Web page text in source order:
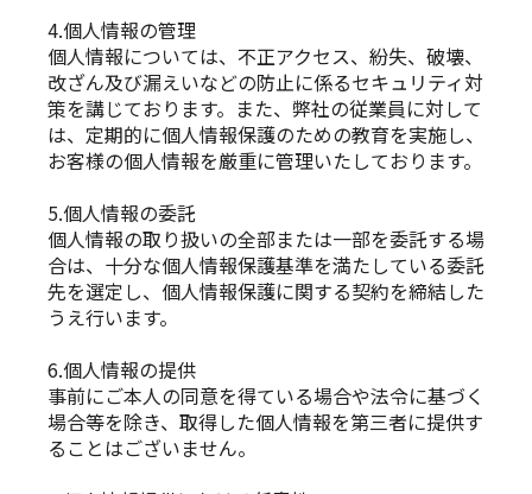
4.個人情報の管理
個人情報については、不正アクセス、紛失、破壊、
改ざん及び漏えいなどの防止に係るセキュリティ対
策を講じております。また、弊社の従業員に対して
は、定期的に個人情報保護のための教育を実施し、
お客様の個人情報を厳重に管理いたしております。
5.個人情報の委託
個人情報の取り扱いの全部または一部を委託する場
合は、十分な個人情報保護基準を満たしている委託
先を選定し、個人情報保護に関する契約を締結した
うえ行います。
6.個人情報の提供
事前にご本人の同意を得ている場合や法令に基づく
場合等を除き、取得した個人情報を第三者に提供す
ることはございません。